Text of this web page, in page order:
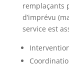
remplaçants
d’imprévu
service est